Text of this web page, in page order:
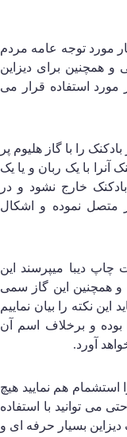
مورد توجه عامه مردم
همچنین برای دیزاین
استفاده قرار می
را با گاز هلیوم پر
با یک ربان و یا یک
خارج نشود و در
متصل نموده و اشکال
دیبا میپرسند این
همچنین این گاز سمی
این نکته را بیان نماییم
و برخلاف اسم آن
آورد.
هم نمایید هیچ
می توانید با استفاده
دیزاین بسیار حرفه ای و